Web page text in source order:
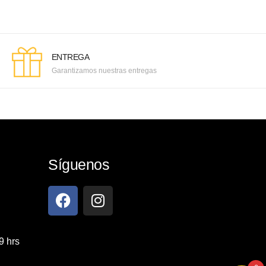
ENTREGA
Garantizamos nuestras entregas
hrs
Síguenos